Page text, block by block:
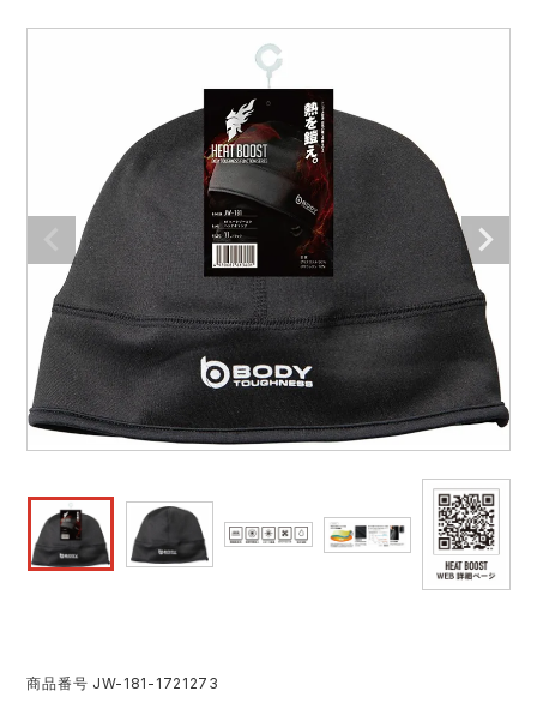
事務服・オフィスウェア
作業用手袋
アウトドア・スポーツ
ワークスーツ
コンプレッションウェア
作業用ポロシャツ
安全保護具
ミズノ安全靴ランキング
作業着ランキング
アウトドアウェアランキング
つなぎランキング
空調服ランキング
コンプレッションウェアランキング
作業用ポロシャツランキング
TSDESIGN
アイトス株式会社
コーコス ジーベック
クロダルマ 桑和
山田辰
おたふく手袋 マック
住商モンブラン
GUSH FORCE
電気・設備作業服
配達・営業作業服
自動車整備士作業服
DIY・日曜大工作業服
飲食店ユニフォーム
運送・倉庫作業服
商品番号 JW-181-1721273